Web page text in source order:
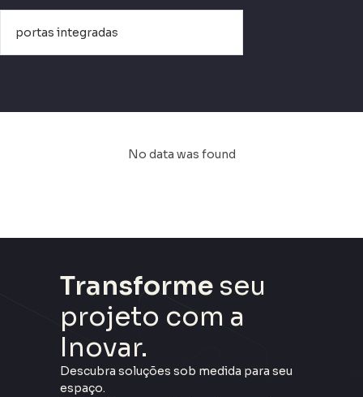
No data was found
Transforme seu
projeto com a
Inovar.
Descubra soluções sob medida para seu
espaço.